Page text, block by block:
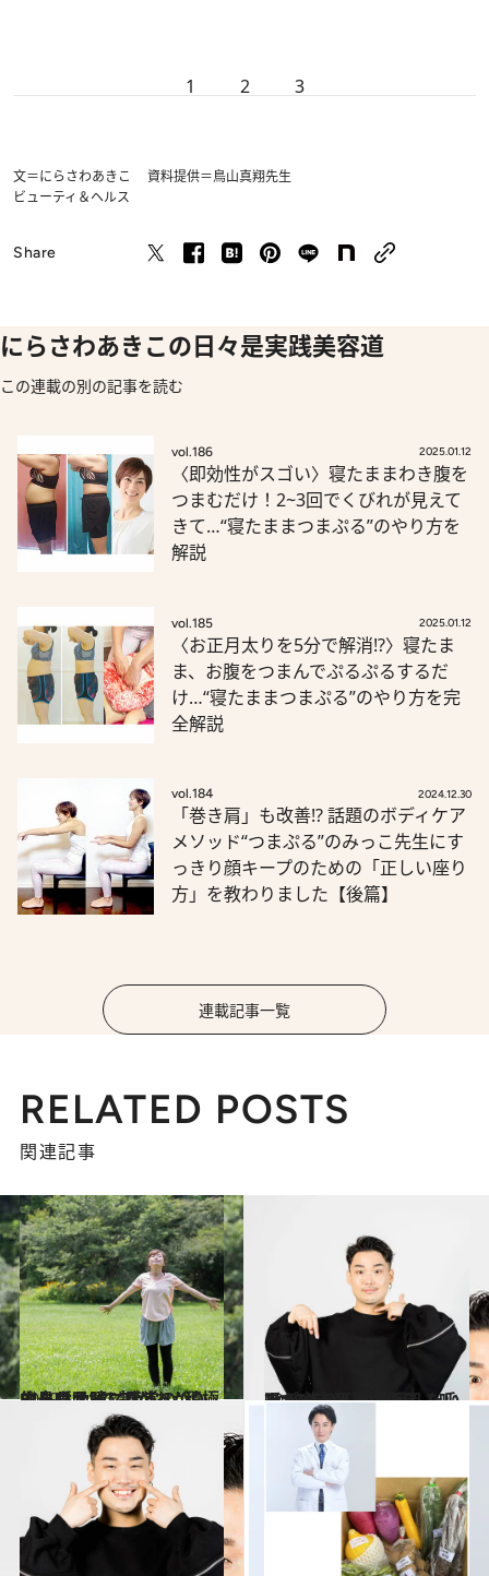
1 2 3
文＝にらさわあきこ 資料提供＝鳥山真翔先生
ビューティ＆ヘルス
Share
にらさわあきこの日々是実践美容道
この連載の別の記事を読む
vol.186 2025.01.12
〈即効性がスゴい〉寝たままわき腹を
つまむだけ！2~3回でくびれが見えて
きて…“寝たままつまぷる”のやり方を
解説
vol.185 2025.01.12
〈お正月太りを5分で解消!?〉寝たま
ま、お腹をつまんでぷるぷるするだ
け…“寝たままつまぷる”のやり方を完
全解説
vol.184 2024.12.30
「巻き肩」も改善!? 話題のボディケア
メソッド“つまぷる”のみっこ先生にす
っきり顔キープのための「正しい座り
方」を教わりました【後篇】
連載記事一覧
RELATED POSTS
関連記事
2019.11.11
エクササイズ感覚の“積極的鼻呼吸”で 頬があがりウルウル瞳になる
ビューティ＆ヘルス 2021.3.24
あらゆる不調の原因！呼吸が 浅い人が意識したい3つのこと
ビューティ＆ヘルス